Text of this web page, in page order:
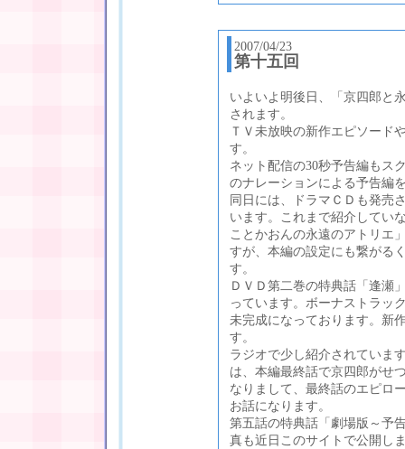
2007/04/23
第十五回
いよいよ明後日、「京四郎と
されます。
ＴＶ未放映の新作エピソード
す。
ネット配信の30秒予告編もス
のナレーションによる予告編
同日には、ドラマＣＤも発売
います。これまで紹介してい
ことかおんの永遠のアトリエ
すが、本編の設定にも繋がる
す。
ＤＶＤ第二巻の特典話「逢瀬
っています。ボーナストラッ
未完成になっております。新
す。
ラジオで少し紹介されていま
は、本編最終話で京四郎がせ
なりまして、最終話のエピロ
お話になります。
第五話の特典話「劇場版～予
真も近日このサイトで公開し